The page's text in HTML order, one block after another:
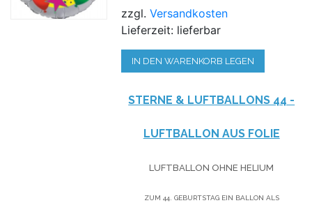
zzgl.Versandkosten
Lieferzeit: lieferbar
IN DEN WARENKORB LEGEN
STERNE & LUFTBALLONS 44 -
LUFTBALLON AUS FOLIE
LUFTBALLON OHNE HELIUM
ZUM 44. GEBURTSTAG EIN BALLON ALS